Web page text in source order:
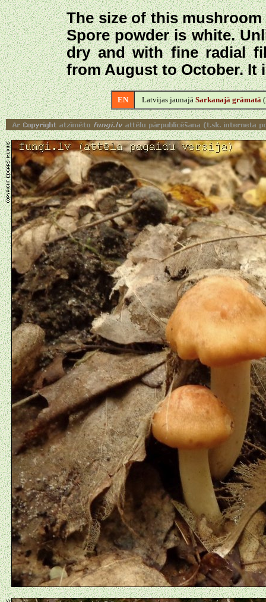
The size of this
Spore powder is white.
dry and with fine radial
from August to October. It
EN Latvijas jaunajā Sarkanajā grāmatā